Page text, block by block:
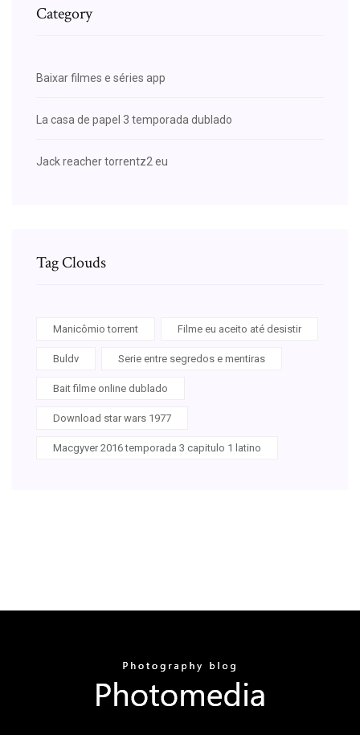
Category
Baixar filmes e séries app
La casa de papel 3 temporada dublado
Jack reacher torrentz2 eu
Tag Clouds
Manicômio torrent Filme eu aceito até desistir
Buldv Serie entre segredos e mentiras
Bait filme online dublado
Download star wars 1977
Macgyver 2016 temporada 3 capitulo 1 latino